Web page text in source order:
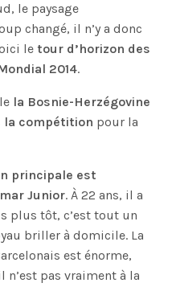
le paysage
changé, il n’y a donc
le tour d’horizon des
2014.
la Bosnie-Herzégovine
la compétition pour la
principale est
Junior. À 22 ans, il a
plus tôt, c’est tout un
briller à domicile. La
est énorme,
pas vraiment à la